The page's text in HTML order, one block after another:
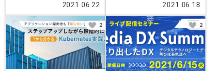
2021.06.22 2021.06.18
2 2